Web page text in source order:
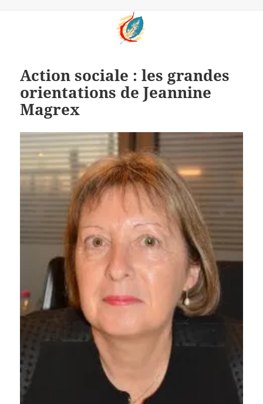
Action sociale : les grandes
orientations de Jeannine
Magrex